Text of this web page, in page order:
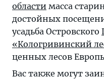
области масса
достойных
усадьба Островского
«Кологривинский
ценных лесов
Вас также могут